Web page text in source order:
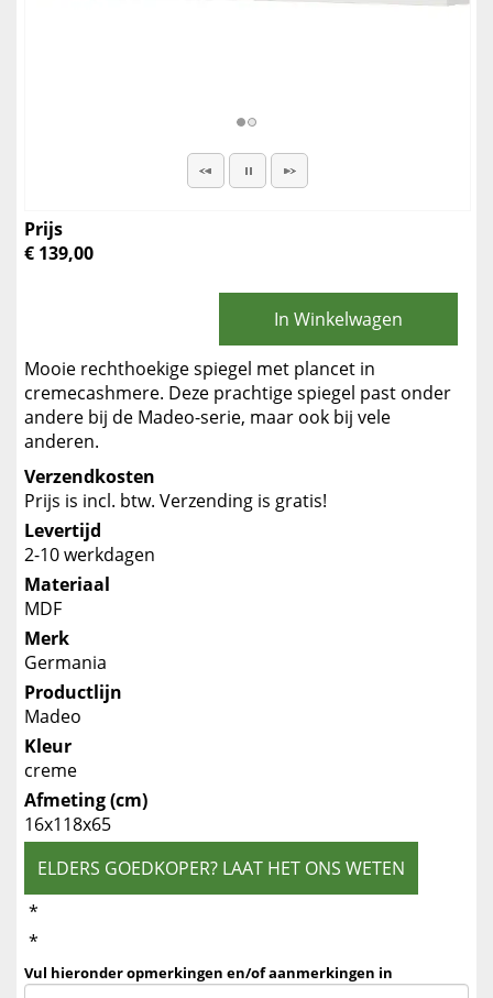
Prijs
€ 139,00
In Winkelwagen
Mooie rechthoekige spiegel met plancet in
cremecashmere. Deze prachtige spiegel past onder
andere bij de Madeo-serie, maar ook bij vele
anderen.
Verzendkosten
Prijs is incl. btw. Verzending is gratis!
Levertijd
2-10 werkdagen
Materiaal
MDF
Merk
Germania
Productlijn
Madeo
Kleur
creme
Afmeting (cm)
16x118x65
ELDERS GOEDKOPER? LAAT HET ONS WETEN
*
*
Vul hieronder opmerkingen en/of aanmerkingen in